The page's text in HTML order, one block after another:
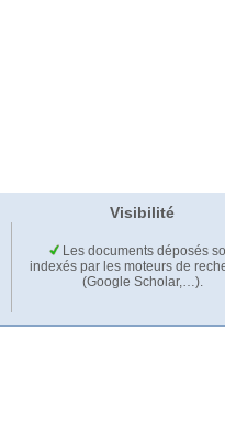
Visibilité
Les documents déposés
indexés par les moteurs de
(Google Scholar,…).